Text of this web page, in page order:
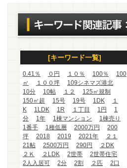
[キーワード一覧]
0.41％ ０円 １０％ 100％
100
㎡
１００坪
109シネマズ港北
10分
10帖 １２
125㎡規制
150㎡超
15号 19号 1DK
１
K
1LDK 1R １丁目 1円
1
分
1年 1棟マンション
1棟売り
1番手
1種低層 2000万円
200
坪
2018 2019 2021年
２１
21帖
2500万円 290円
２DK
２Ｋ
２LDK 2世帯
2世帯住宅
2人入居可
2分 2割 ２匹
2口